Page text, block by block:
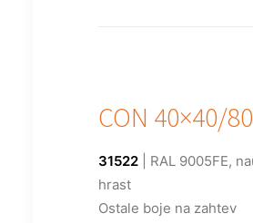
CON 40×40/
31522 | RAL 9005FE,
hrast
Ostale boje na zahtev